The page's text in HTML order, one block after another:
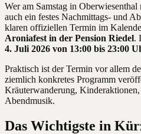
Wer am Samstag in
auch ein festes Nachmittags- und
klaren offiziellen Termin im
Aroniafest in der Pension Riedel.
4. Juli 2026 von 13:00 bis 23:00
Praktisch ist der Termin vor allem
ziemlich konkretes Programm
Kräuterwanderung,
Abendmusik.
Das Wichtigste in